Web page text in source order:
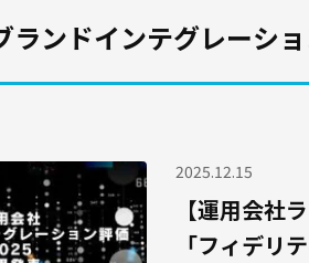
ランドインテグレーシ
2025.12.15
【運用会社
「フィデリ